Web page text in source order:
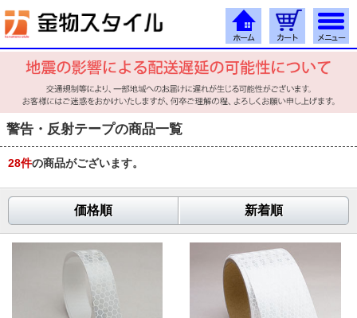
警告・反射テープの商品一覧
28件の商品がございます。
価格順 新着順